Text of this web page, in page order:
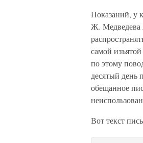
Показаний, у
Ж. Медведева
самой
по этому
десятый день
обещанное
Вот текст